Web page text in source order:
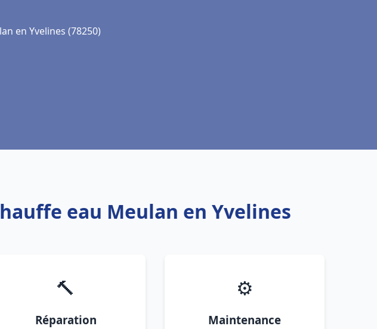
en Yvelines (78250)
eau Meulan en Yvelines
🔨
Réparation
⚙️
Maintenance